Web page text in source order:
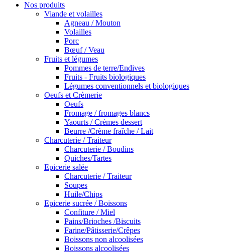
Nos produits
Viande et volailles
Agneau / Mouton
Volailles
Porc
Bœuf / Veau
Fruits et légumes
Pommes de terre/Endives
Fruits - Fruits biologiques
Légumes conventionnels et biologiques
Oeufs et Crèmerie
Oeufs
Fromage / fromages blancs
Yaourts / Crèmes dessert
Beurre /Crème fraîche / Lait
Charcuterie / Traiteur
Charcuterie / Boudins
Quiches/Tartes
Epicerie salée
Charcuterie / Traiteur
Soupes
Huile/Chips
Epicerie sucrée / Boissons
Confiture / Miel
Pains/Brioches /Biscuits
Farine/Pâtisserie/Crêpes
Boissons non alcoolisées
Boissons alcoolisées